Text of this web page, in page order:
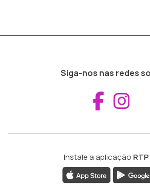
Siga-nos nas redes
Instale a aplicação